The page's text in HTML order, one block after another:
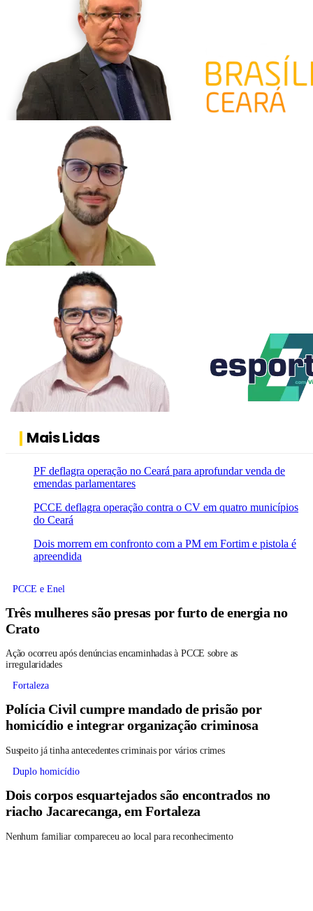
Mais Lidas
PF deflagra operação no Ceará para aprofundar venda de
emendas parlamentares
PCCE deflagra operação contra o CV em quatro municípios
do Ceará
Dois morrem em confronto com a PM em Fortim e pistola é
apreendida
PCCE e Enel
Três mulheres são presas por furto de energia no
Crato
Ação ocorreu após denúncias encaminhadas à PCCE sobre as
irregularidades
Fortaleza
Polícia Civil cumpre mandado de prisão por
homicídio e integrar organização criminosa
Suspeito já tinha antecedentes criminais por vários crimes
Duplo homicídio
Dois corpos esquartejados são encontrados no
riacho Jacarecanga, em Fortaleza
Nenhum familiar compareceu ao local para reconhecimento